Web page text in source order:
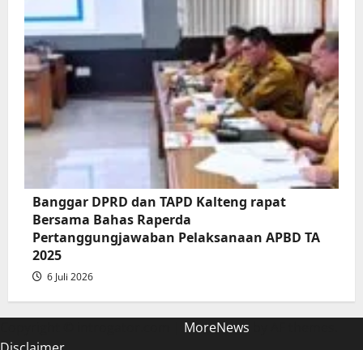
Banggar DPRD dan TAPD Kalteng rapat
Bersama Bahas Raperda
Pertanggungjawaban Pelaksanaan APBD TA
2025
6 Juli 2026
MoreNews